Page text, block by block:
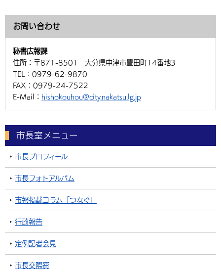
お問い合わせ
秘書広報課
住所： 〒871-8501 大分県中津市豊田町14番地3
TEL： 0979-62-9870
FAX： 0979-24-7522
E-Mail： hishokouhou@city.nakatsu.lg.jp
市長室メニュー
市長プロフィール
市長フォトアルバム
市報掲載コラム「つなぐ」
行政報告
定例記者会見
市長交際費